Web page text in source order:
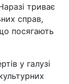
триває
справ,
посягають
у галузі